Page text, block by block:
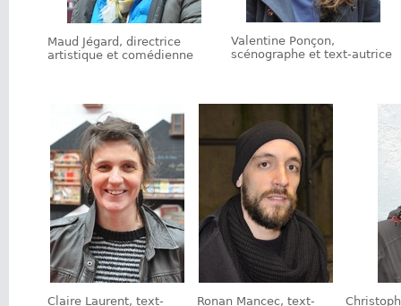
Maud Jégard, directrice
artistique et comédienne
Valentine Ponçon,
scénographe et text-autrice
Claire Laurent, text-
Ronan Mancec, text-